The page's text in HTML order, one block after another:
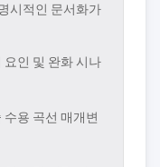
시적인 문서화가
인 및 완화 시나
용 곡선 매개변